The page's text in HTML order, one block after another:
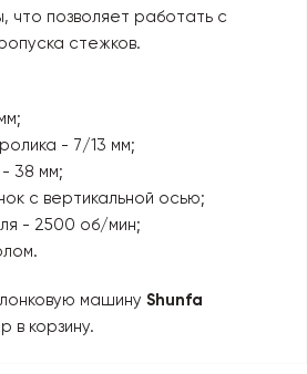
что позволяет работать с
стежков.
- 7/13 мм;
- 38 мм;
с вертикальной осью;
- 2500 об/мин;
машину Shunfa
в корзину.